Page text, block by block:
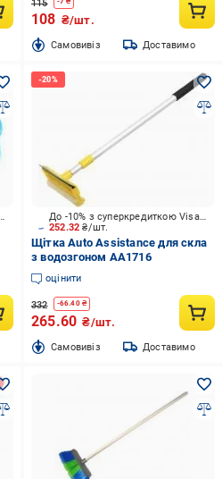
115
108 ₴/шт.
Cамовивіз Доставимо
252.32₴/шт.
До -10% з суперкредиткою Visa Вигода
Щітка Auto Assistance для скла
з водозгоном AA1716
оцінити
332 -66.40₴
265.60 ₴/шт.
Cамовивіз Доставимо